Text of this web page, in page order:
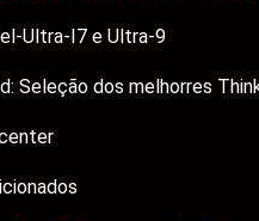
Ultra-I7 e Ultra-9
Seleção dos melhorres